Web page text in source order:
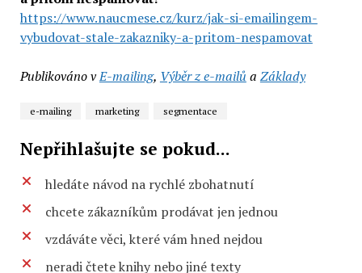
https://www.naucmese.cz/kurz/jak-si-emailingem-
vybudovat-stale-zakazniky-a-pritom-nespamovat
Publikováno vE-mailing, Výběr z e-mailů a Základy
e-mailing marketing segmentace
Nepřihlašujte se pokud...
hledáte návod na rychlé zbohatnutí
chcete zákazníkům prodávat jen jednou
vzdáváte věci, které vám hned nejdou
neradi čtete knihy nebo jiné texty